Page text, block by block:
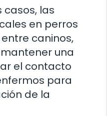
casos, las
en perros
caninos,
una
el contacto
para
de la